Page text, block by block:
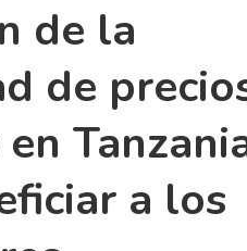
de la
de
a los